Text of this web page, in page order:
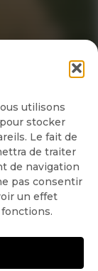
utilisons
stocker
Le fait de
de traiter
de navigation
pas consentir
un effet